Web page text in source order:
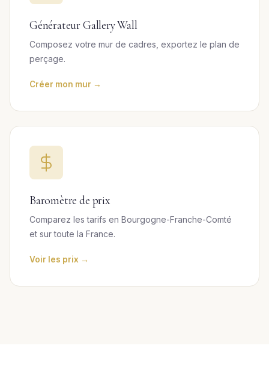
Générateur Gallery Wall
Composez votre mur de cadres, exportez le plan de
perçage.
Créer mon mur →
Baromètre de prix
Comparez les tarifs en Bourgogne-Franche-Comté
et sur toute la France.
Voir les prix →